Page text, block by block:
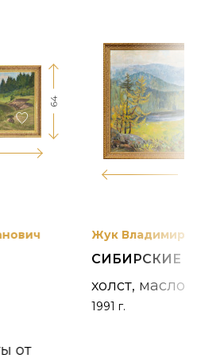
64
от
Жук Владимир
СИБИРСКИЕ
холст, масло
1991 г.